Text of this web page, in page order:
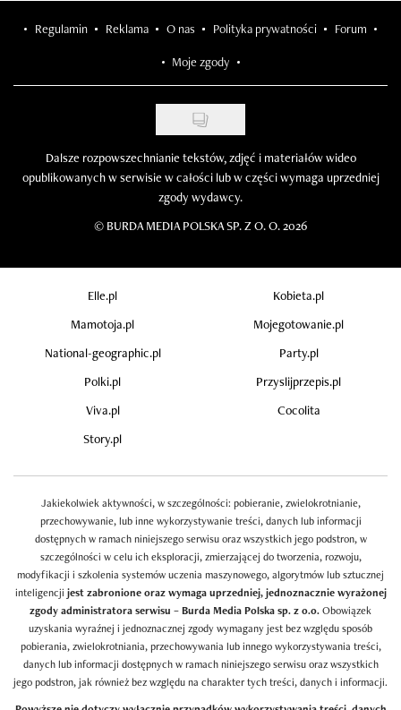
Regulamin Reklama O nas Polityka prywatności Forum
Moje zgody
Dalsze rozpowszechnianie tekstów, zdjęć i materiałów wideo
opublikowanych w serwisie w całości lub w części wymaga uprzedniej
zgody wydawcy.
© BURDA MEDIA POLSKA SP. Z O. O. 2026
Elle.pl
Kobieta.pl
Mamotoja.pl
Mojegotowanie.pl
National-geographic.pl
Party.pl
Polki.pl
Przyslijprzepis.pl
Viva.pl
Cocolita
Story.pl
Jakiekolwiek aktywności, w szczególności: pobieranie, zwielokrotnianie,
przechowywanie, lub inne wykorzystywanie treści, danych lub informacji
dostępnych w ramach niniejszego serwisu oraz wszystkich jego podstron, w
szczególności w celu ich eksploracji, zmierzającej do tworzenia, rozwoju,
modyfikacji i szkolenia systemów uczenia maszynowego, algorytmów lub sztucznej
inteligencji jest zabronione oraz wymaga uprzedniej, jednoznacznie wyrażonej
zgody administratora serwisu – Burda Media Polska sp. z o.o.Obowiązek
uzyskania wyraźnej i jednoznacznej zgody wymagany jest bez względu sposób
pobierania, zwielokrotniania, przechowywania lub innego wykorzystywania treści,
danych lub informacji dostępnych w ramach niniejszego serwisu oraz wszystkich
jego podstron, jak również bez względu na charakter tych treści, danych i informacji.